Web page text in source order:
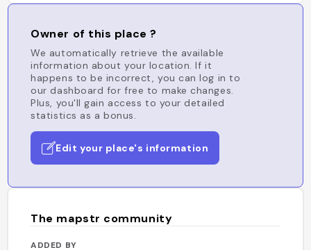
Owner of this place ?
We automatically retrieve the available
information about your location. If it
happens to be incorrect, you can log in to
our dashboard for free to make changes.
Plus, you'll gain access to your detailed
statistics as a bonus.
Edit your place's information
The mapstr community
ADDED BY